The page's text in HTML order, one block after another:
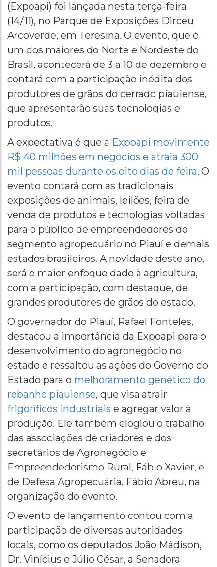
(Expoapi) foi lançada nesta terça-feira
(14/11), no Parque de Exposições Dirceu
Arcoverde, em Teresina. O evento, que é
um dos maiores do Norte e Nordeste do
Brasil, acontecerá de 3 a 10 de dezembro e
contará com a participação inédita dos
produtores de grãos do cerrado piauiense,
que apresentarão suas tecnologias e
produtos.
A expectativa é que a Expoapi movimente
R$ 40 milhões em negócios e atraia 300
mil pessoas durante os oito dias de feira. O
evento contará com as tradicionais
exposições de animais, leilões, feira de
venda de produtos e tecnologias voltadas
para o público de empreendedores do
segmento agropecuário no Piauí e demais
estados brasileiros. A novidade deste ano,
será o maior enfoque dado à agricultura,
com a participação, com destaque, de
grandes produtores de grãos do estado.
O governador do Piauí, Rafael Fonteles,
destacou a importância da Expoapi para o
desenvolvimento do agronegócio no
estado e ressaltou as ações do Governo do
Estado para o melhoramento genético do
rebanho piauiense, que visa atrair
frigoríficos industriais e agregar valor à
produção. Ele também elogiou o trabalho
das associações de criadores e dos
secretários de Agronegócio e
Empreendedorismo Rural, Fábio Xavier, e
de Defesa Agropecuária, Fábio Abreu, na
organização do evento.
O evento de lançamento contou com a
participação de diversas autoridades
locais, como os deputados João Mádison,
Dr. Vinícius e Júlio César, a Senadora